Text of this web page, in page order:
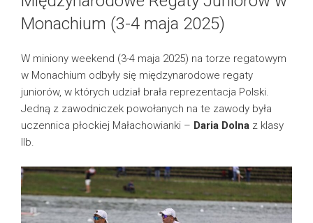
Monachium (3-4 maja 2025)
W miniony weekend (3-4 maja 2025) na torze regatowym
w Monachium odbyły się międzynarodowe regaty
juniorów, w których udział brała reprezentacja Polski.
Jedną z zawodniczek powołanych na te zawody była
uczennica płockiej Małachowianki – Daria Dolna z klasy
IIb.